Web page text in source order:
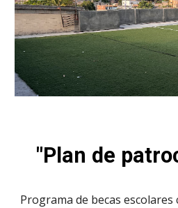
"Plan de
Programa de becas